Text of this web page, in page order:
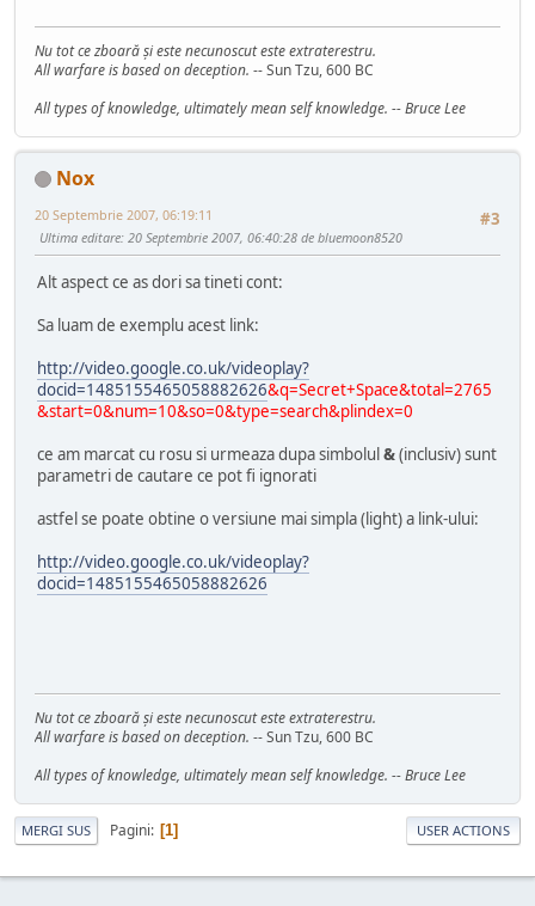
Nu tot ce zboară şi este necunoscut este extraterestru.
All warfare is based on deception. -- Sun Tzu, 600 BC
All types of knowledge, ultimately mean self knowledge. -- Bruce Lee
Nox
#3
20 Septembrie 2007, 06:19:11
Ultima editare: 20 Septembrie 2007, 06:40:28 de bluemoon8520
Alt aspect ce as dori sa tineti cont:
Sa luam de exemplu acest link:
http://video.google.co.uk/videoplay?
docid=1485155465058882626&q=Secret+Space&total=2765
&start=0&num=10&so=0&type=search&plindex=0
ce am marcat cu rosu si urmeaza dupa simbolul&(inclusiv) sunt
parametri de cautare ce pot fi ignorati
astfel se poate obtine o versiune mai simpla (light) a link-ului:
http://video.google.co.uk/videoplay?
docid=1485155465058882626
Nu tot ce zboară şi este necunoscut este extraterestru.
All warfare is based on deception. -- Sun Tzu, 600 BC
All types of knowledge, ultimately mean self knowledge. -- Bruce Lee
MERGI SUS Pagini 1 USER ACTIONS